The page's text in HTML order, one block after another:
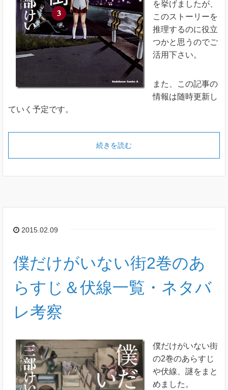
を挙げましたが、
このストーリーを
推理するのに役立
つかと思うのでご
活用下さい。
また、この記事の
情報は随時更新し
ていく予定です。
続きを読む
2015.02.09
僕だけがいない街2巻のあ
らすじ＆伏線一覧・ネタバ
レ考察
僕だけがいない街
の2巻のあらすじ
や伏線、謎をまと
めました。